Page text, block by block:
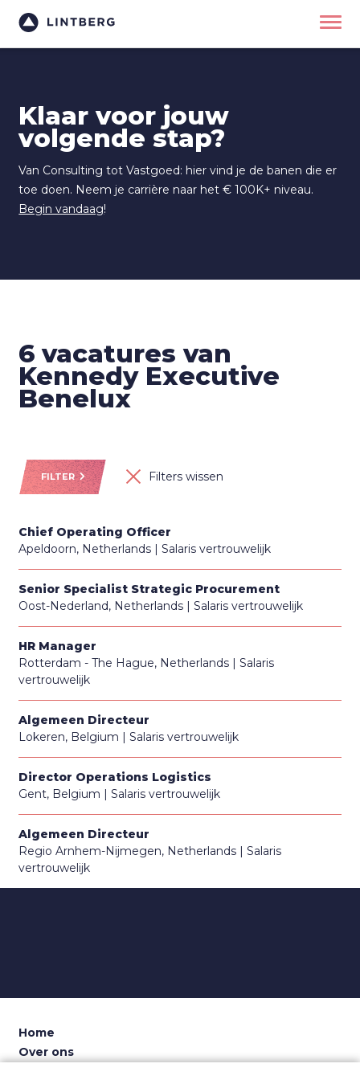
Klaar voor jouw
volgende stap?
Van Consulting tot Vastgoed: hier vind je de banen die er
toe doen. Neem je carrière naar het € 100K+ niveau.
Begin vandaag!
6 vacatures van
Kennedy Executive
Benelux
FILTER Filters wissen
Chief Operating Officer
Apeldoorn, Netherlands
Salaris vertrouwelijk
Senior Specialist Strategic Procurement
Oost-Nederland, Netherlands
Salaris vertrouwelijk
HR Manager
Rotterdam - The Hague, Netherlands
Salaris
vertrouwelijk
Algemeen Directeur
Lokeren, Belgium
Salaris vertrouwelijk
Director Operations Logistics
Gent, Belgium
Salaris vertrouwelijk
Algemeen Directeur
Regio Arnhem-Nijmegen, Netherlands
Salaris
vertrouwelijk
Home
Over ons